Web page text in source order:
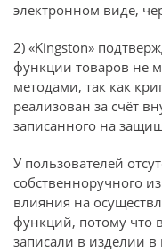
электронном виде,
2) «Kingston»
функции товаров не
методами, так как
реализован за счёт
записанного на
У пользователей
собственноручного
влияния на
функций, потому что
записали в изделии